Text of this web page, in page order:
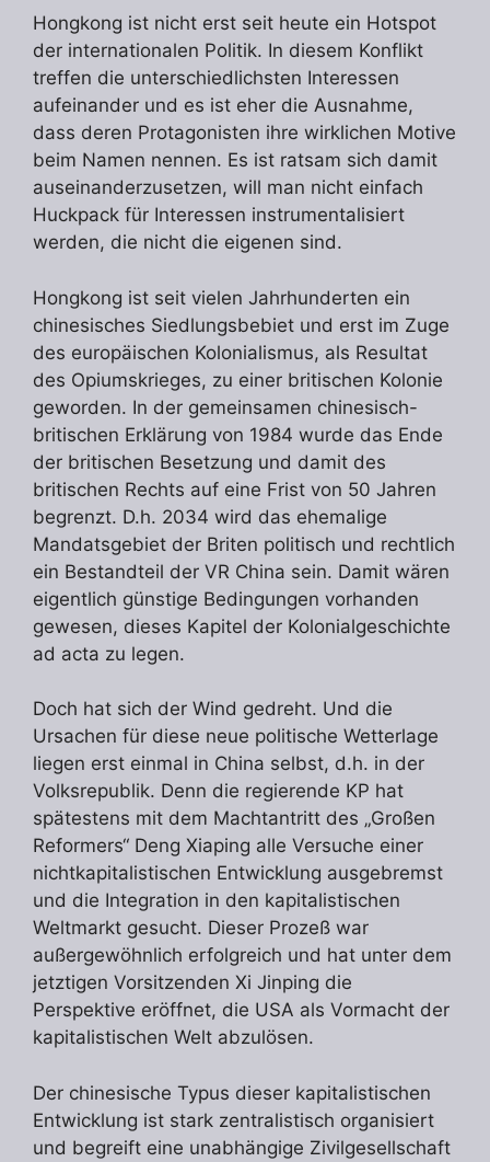
Hongkong ist nicht erst seit heute ein Hotspot
der internationalen Politik. In diesem Konflikt
treffen die unterschiedlichsten Interessen
aufeinander und es ist eher die Ausnahme,
dass deren Protagonisten ihre wirklichen Motive
beim Namen nennen. Es ist ratsam sich damit
auseinanderzusetzen, will man nicht einfach
Huckpack für Interessen instrumentalisiert
werden, die nicht die eigenen sind.
Hongkong ist seit vielen Jahrhunderten ein
chinesisches Siedlungsbebiet und erst im Zuge
des europäischen Kolonialismus, als Resultat
des Opiumskrieges, zu einer britischen Kolonie
geworden. In der gemeinsamen chinesisch-
britischen Erklärung von 1984 wurde das Ende
der britischen Besetzung und damit des
britischen Rechts auf eine Frist von 50 Jahren
begrenzt. D.h. 2034 wird das ehemalige
Mandatsgebiet der Briten politisch und rechtlich
ein Bestandteil der VR China sein. Damit wären
eigentlich günstige Bedingungen vorhanden
gewesen, dieses Kapitel der Kolonialgeschichte
ad acta zu legen.
Doch hat sich der Wind gedreht. Und die
Ursachen für diese neue politische Wetterlage
liegen erst einmal in China selbst, d.h. in der
Volksrepublik. Denn die regierende KP hat
spätestens mit dem Machtantritt des „Großen
Reformers“ Deng Xiaping alle Versuche einer
nichtkapitalistischen Entwicklung ausgebremst
und die Integration in den kapitalistischen
Weltmarkt gesucht. Dieser Prozeß war
außergewöhnlich erfolgreich und hat unter dem
jetztigen Vorsitzenden Xi Jinping die
Perspektive eröffnet, die USA als Vormacht der
kapitalistischen Welt abzulösen.
Der chinesische Typus dieser kapitalistischen
Entwicklung ist stark zentralistisch organisiert
und begreift eine unabhängige Zivilgesellschaft